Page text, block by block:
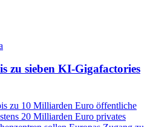
zu sieben KI-Gigafactories
zu 10 Milliarden Euro öffentliche
20 Milliarden Euro privates